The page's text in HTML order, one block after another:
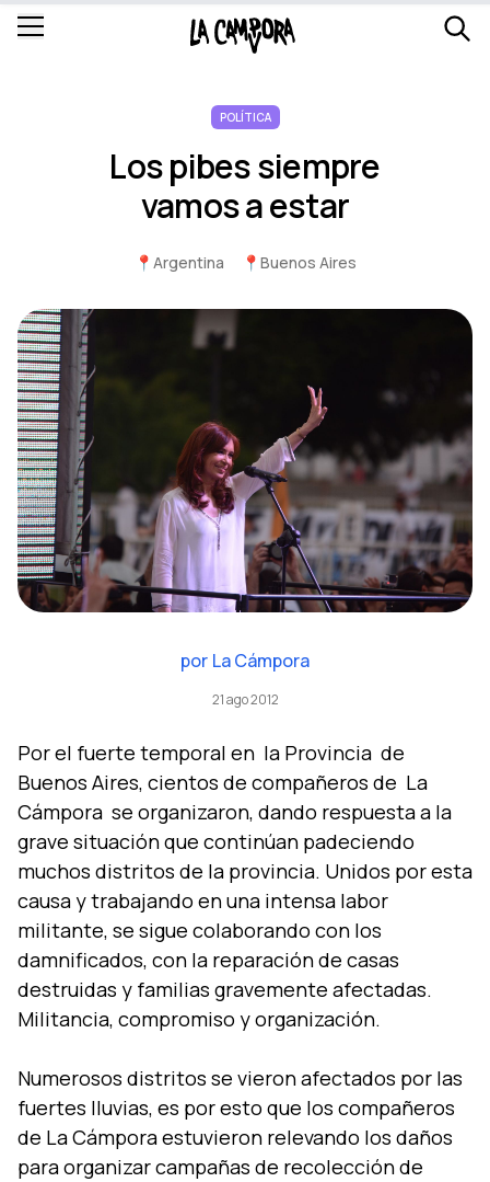
POLÍTICA
Los pibes siempre
vamos a estar
📍 Argentina 📍 Buenos Aires
por La Cámpora
21 ago 2012
Por el fuerte temporal en la Provincia de
Buenos Aires, cientos de compañeros de La
Cámpora se organizaron, dando respuesta a la
grave situación que continúan padeciendo
muchos distritos de la provincia. Unidos por esta
causa y trabajando en una intensa labor
militante, se sigue colaborando con los
damnificados, con la reparación de casas
destruidas y familias gravemente afectadas.
Militancia, compromiso y organización.
Numerosos distritos se vieron afectados por las
fuertes lluvias, es por esto que los compañeros
de La Cámpora estuvieron relevando los daños
para organizar campañas de recolección de